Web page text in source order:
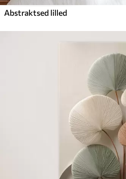
Abstraktsed lilled